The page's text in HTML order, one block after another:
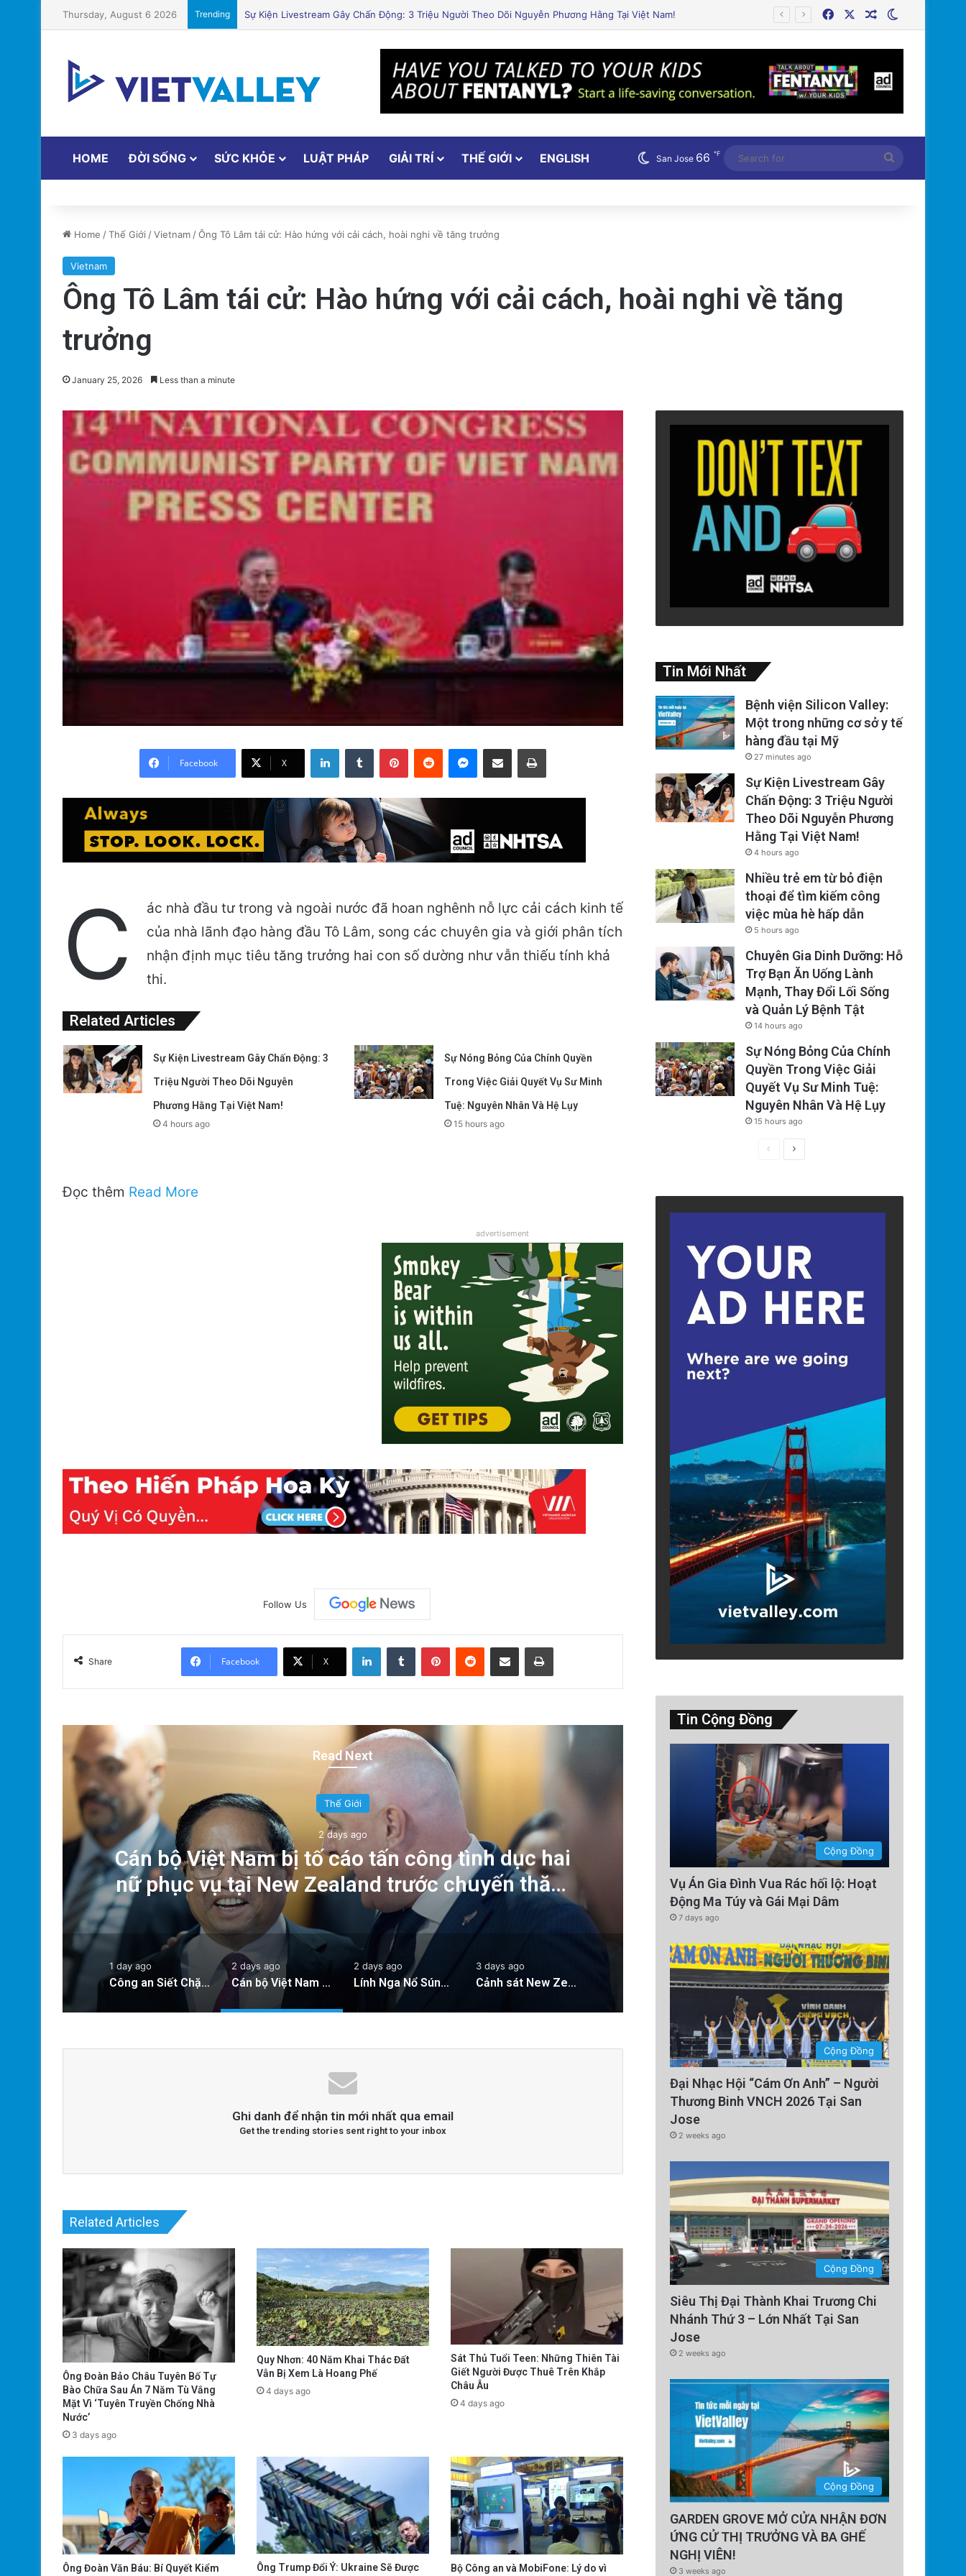
Thursday, August 6 2026 Trending Nhiều trẻ em từ bỏ điện thoại để tìm kiếm công việc mùa hè hấp dẫn FacebookRandom Article
HOME ĐỜI SỐNG SỨC KHỎE LUẬT PHÁP GIẢI TRÍ THẾ GIỚI ENGLISH San Jose 66 ℉
for
Home /Thế Giới /Vietnam/Ông Tô Lâm tái cử: Hào hứng với cải cách, hoài nghi về tăng trưởng
Vietnam
Ông Tô Lâm tái cử: Hào hứng với cải cách, hoài nghi về tăng
trưởng
January 25, 2026 Less than a minute
Facebook X
LinkedInTumblr PinterestReddit Messenger
Share via Email Print
C
ác nhà đầu tư trong và ngoài nước đã hoan nghênh nỗ lực cải cách kinh tế
của nhà lãnh đạo hàng đầu Tô Lâm, song các chuyên gia và giới phân tích
nhận định mục tiêu tăng trưởng hai con số dường như vẫn thiếu tính khả
thi.
Related Articles
Sự Kiện Livestream Gây Chấn Động: 3
Triệu Người Theo Dõi Nguyễn
Phương Hằng Tại Việt Nam!
4 hours ago
Sự Nóng Bỏng Của Chính Quyền
Trong Việc Giải Quyết Vụ Sư Minh
Tuệ: Nguyên Nhân Và Hệ Lụy
15 hours ago
Đọc thêm Read More
advertisement
Follow Us
Share Facebook X
LinkedInTumblr PinterestReddit Share via Email Print
Read Next
Thế Giới
2 days ago
Cán bộ Việt Nam bị tố cáo tấn công tình dục hai
nữ phục vụ tại New Zealand trước chuyến thăm
của Thủ tướng Chính
Lính Nga Nổ Súng Giết Đồng
Thường Tại
1 day ago
Công an Siết Chặt Quản Lý Người Dùng Mạng Xã Hội: Nhận Diện ‘Phản Động’ Theo Quan Điểm Đảng Cộng Sản Việt Nam
2 days ago
Cán bộ Việt Nam bị tố cáo tấn công tình dục hai nữ phục vụ tại New Zealand trước chuyến thăm của Thủ tướng Chính
2 days ago
Lính Nga Nổ Súng Giết Đồng Đội và Tấn Công Dân Thường Tại Crimea
3 days ago
Cảnh sát New Zealand bày tỏ lo ngại về hành động của hai quan chức Việt Nam
Ghi danh để nhận tin mới nhất qua email
Get the trending stories sent right to your inbox
Related Articles
Ông Đoàn Bảo Châu Tuyên Bố Tự
Bào Chữa Sau Án 7 Năm Tù Vắng
Mặt Vì ‘Tuyên Truyền Chống Nhà
Nước’
3 days ago
Quy Nhơn: 40 Năm Khai Thác Đất
Vẫn Bị Xem Là Hoang Phế
4 days ago
Sát Thủ Tuổi Teen: Những Thiên Tài
Giết Người Được Thuê Trên Khắp
Châu Âu
4 days ago
Ông Đoàn Văn Báu: Bí Quyết Kiểm
Ông Trump Đổi Ý: Ukraine Sẽ Được
Bộ Công an và MobiFone: Lý do vì
Tin Mới Nhất
Bệnh viện Silicon Valley:
Một trong những cơ sở y tế
hàng đầu tại Mỹ
27 minutes ago
Sự Kiện Livestream Gây
Chấn Động: 3 Triệu Người
Theo Dõi Nguyễn Phương
Hằng Tại Việt Nam!
4 hours ago
Nhiều trẻ em từ bỏ điện
thoại để tìm kiếm công
việc mùa hè hấp dẫn
5 hours ago
Chuyên Gia Dinh Dưỡng: Hỗ
Trợ Bạn Ăn Uống Lành
Mạnh, Thay Đổi Lối Sống
và Quản Lý Bệnh Tật
14 hours ago
Sự Nóng Bỏng Của Chính
Quyền Trong Việc Giải
Quyết Vụ Sư Minh Tuệ:
Nguyên Nhân Và Hệ Lụy
15 hours ago
PreviousNext
Tin Cộng Đồng
Cộng Đồng
Vụ Án Gia Đình Vua Rác hối lộ: Hoạt
Động Ma Túy và Gái Mại Dâm
7 days ago
Cộng Đồng
Đại Nhạc Hội “Cám Ơn Anh” – Người
Thương Binh VNCH 2026 Tại San
Jose
2 weeks ago
Cộng Đồng
Siêu Thị Đại Thành Khai Trương Chi
Nhánh Thứ 3 – Lớn Nhất Tại San
Jose
2 weeks ago
Cộng Đồng
GARDEN GROVE MỞ CỬA NHẬN ĐƠN
ỨNG CỬ THỊ TRƯỞNG VÀ BA GHẾ
NGHỊ VIÊN!
3 weeks ago